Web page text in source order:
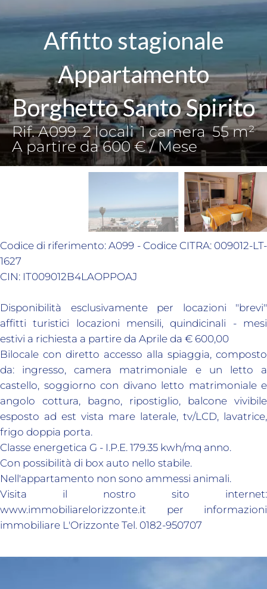
Affitto stagionale
Appartamento
Borghetto Santo Spirito
Rif. A099 2 locali 1 camera 55 m²
A partire da 600 € / Mese
Codice di riferimento: A099 - Codice CITRA: 009012-LT-
1627
CIN: IT009012B4LAOPPOAJ
Disponibilità esclusivamente per locazioni "brevi"
affitti turistici locazioni mensili, quindicinali - mesi
estivi a richiesta a partire da Aprile da € 600,00
Bilocale con diretto accesso alla spiaggia, composto
da: ingresso, camera matrimoniale e un letto a
castello, soggiorno con divano letto matrimoniale e
angolo cottura, bagno, ripostiglio, balcone vivibile
esposto ad est vista mare laterale, tv/LCD, lavatrice,
frigo doppia porta.
Classe energetica G - I.P.E. 179.35 kwh/mq anno.
Con possibilità di box auto nello stabile.
Nell'appartamento non sono ammessi animali.
Visita il nostro sito internet:
www.immobiliarelorizzonte.it per informazioni
immobiliare L'Orizzonte Tel. 0182-950707